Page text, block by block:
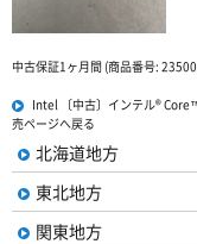
中古保証1ヶ月間 (商品番号:
Intel 〔中古〕インテル®
売ページへ戻る
北海道地方
東北地方
関東地方